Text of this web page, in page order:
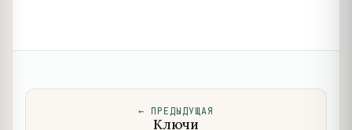
← ПРЕДЫДУЩАЯ
Ключи